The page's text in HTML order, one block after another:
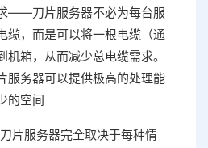
——刀片服务器不必为每台服
缆，而是可以将一根电缆（通
机箱，从而减少总电缆需求。
务器可以提供极高的处理能
的空间
片服务器完全取决于每种情